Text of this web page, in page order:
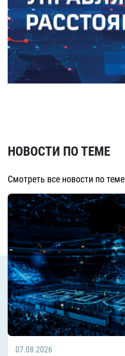
НОВОСТИ ПО ТЕМЕ
Смотреть все новости по теме
07.08.2026